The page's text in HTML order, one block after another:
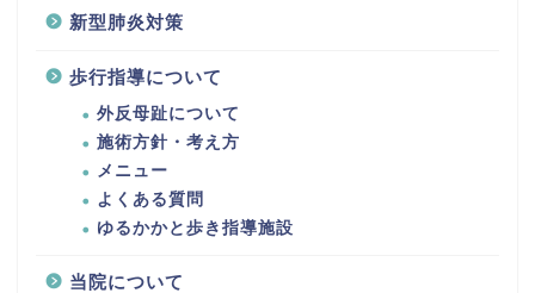
新型肺炎対策
歩行指導について
外反母趾について
施術方針・考え方
メニュー
よくある質問
ゆるかかと歩き指導施設
当院について